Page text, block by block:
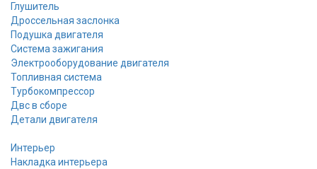
Глушитель
Дроссельная заслонка
Подушка двигателя
Система зажигания
Электрооборудование двигателя
Топливная система
Турбокомпрессор
Двс в сборе
Детали двигателя
Интерьер
Накладка интерьера